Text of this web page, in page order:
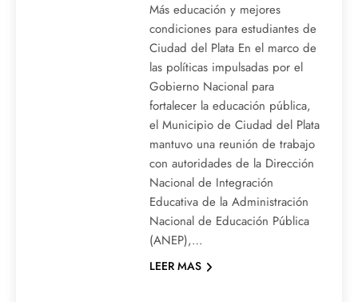
Más educación y mejores
condiciones para estudiantes de
Ciudad del Plata En el marco de
las políticas impulsadas por el
Gobierno Nacional para
fortalecer la educación pública,
el Municipio de Ciudad del Plata
mantuvo una reunión de trabajo
con autoridades de la Dirección
Nacional de Integración
Educativa de la Administración
Nacional de Educación Pública
(ANEP),…
LEER MAS